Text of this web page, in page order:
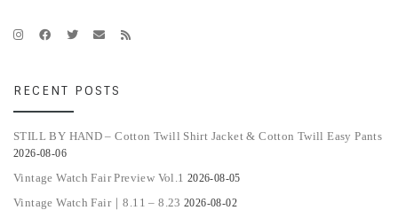
RECENT POSTS
STILL BY HAND – Cotton Twill Shirt Jacket & Cotton Twill Easy Pants
2026-08-06
Vintage Watch Fair Preview Vol.1 2026-08-05
Vintage Watch Fair｜8.11 – 8.23 2026-08-02